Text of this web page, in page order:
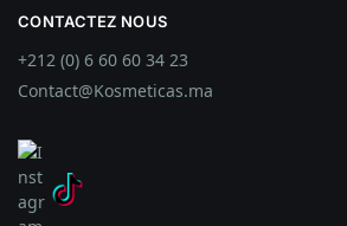
CONTACTEZ NOUS
+212 (0) 6 60 60 34 23
Contact@Kosmeticas.ma